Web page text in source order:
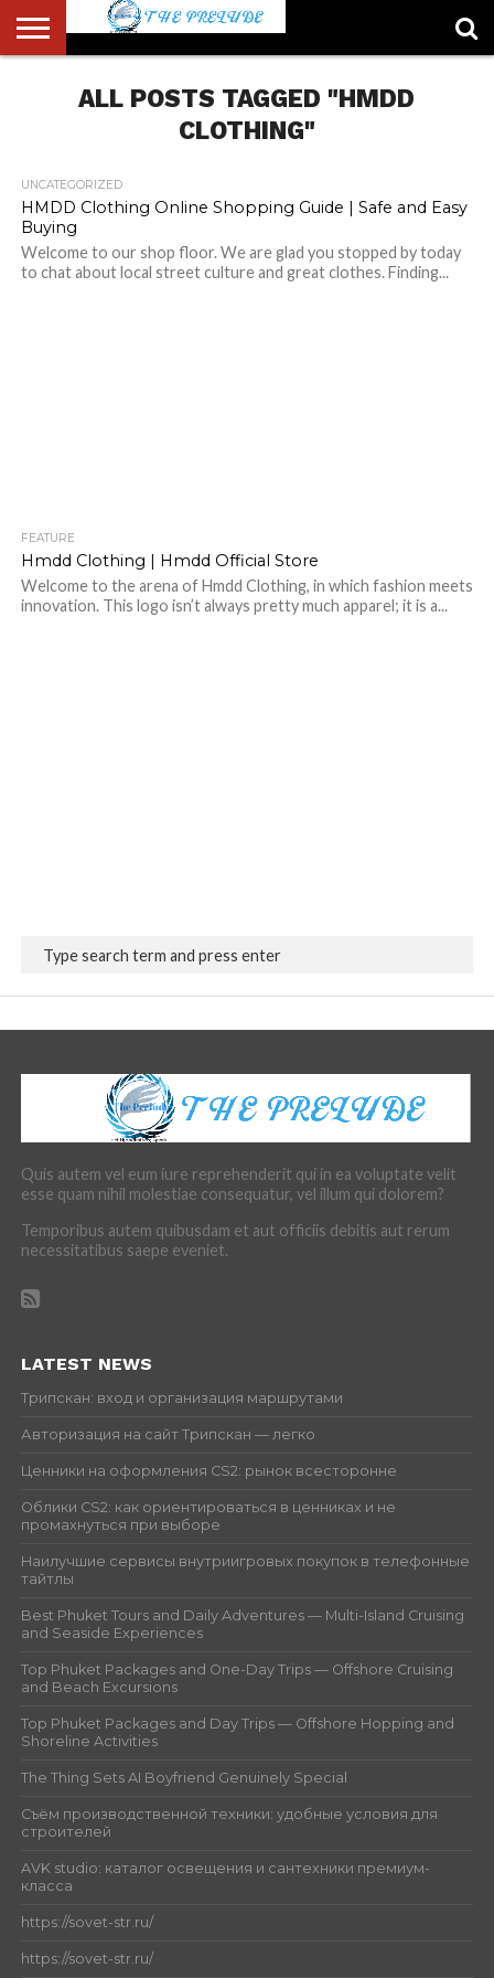
ACCOUNT
AUTHORS
FULL-
WIDTH
HOME
LATEST
NEWS
LOGIN
LOGOUT
MEMBERS
PASSWORD
RESET
REGISTER
SAMPLE
PAGE
TYPOGRAPHY
USERALL POSTS TAGGED "HMDD
CLOTHING"
UNCATEGORIZED
HMDD Clothing Online Shopping Guide | Safe and Easy
Buying
Welcome to our shop floor. We are glad you stopped by today
to chat about local street culture and great clothes. Finding...
FEATURE
Hmdd Clothing | Hmdd Official Store
Welcome to the arena of Hmdd Clothing, in which fashion meets
innovation. This logo isn’t always pretty much apparel; it is a...
Quis autem vel eum iure reprehenderit qui in ea voluptate velit
esse quam nihil molestiae consequatur, vel illum qui dolorem?
Temporibus autem quibusdam et aut officiis debitis aut rerum
necessitatibus saepe eveniet.
LATEST NEWS
Трипскан: вход и организация маршрутами
Авторизация на сайт Трипскан — легко
Ценники на оформления CS2: рынок всесторонне
Облики CS2: как ориентироваться в ценниках и не
промахнуться при выборе
Наилучшие сервисы внутриигровых покупок в телефонные
тайтлы
Best Phuket Tours and Daily Adventures — Multi-Island Cruising
and Seaside Experiences
Top Phuket Packages and One-Day Trips — Offshore Cruising
and Beach Excursions
Top Phuket Packages and Day Trips — Offshore Hopping and
Shoreline Activities
The Thing Sets AI Boyfriend Genuinely Special
Съём производственной техники: удобные условия для
строителей
AVK studio: каталог освещения и сантехники премиум-
класса
https://sovet-str.ru/
https://sovet-str.ru/